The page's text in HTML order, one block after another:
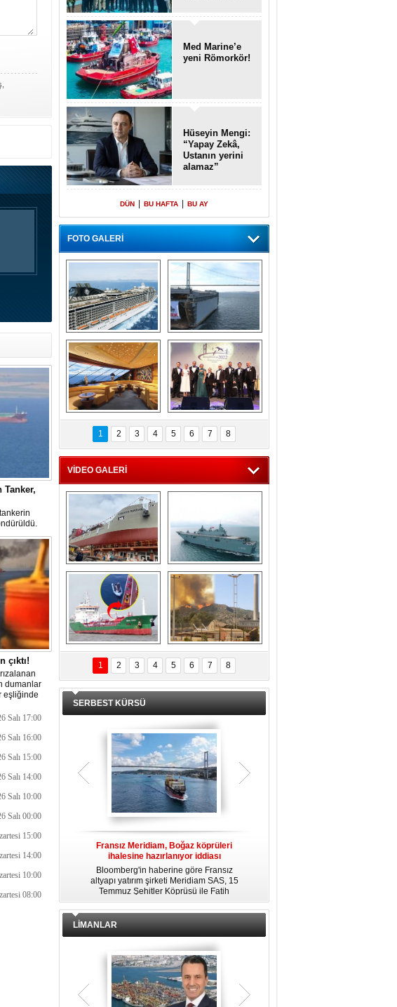
Tanker,
Demir
çıktı!
dumanlar
eşliğinde
Salı 17:00
Salı 16:00
Salı 15:00
Salı 14:00
Salı 10:00
Salı 00:00
15:00
14:00
10:00
08:00
Med Marine’e
yeni Römorkör!
Hüseyin Mengi:
“Yapay Zekâ,
Ustanın yerini
alamaz”
DÜN BU HAFTA BU AY
FOTO GALERİ
“Gemi içinde gemi”
konsepti ile MSC
Splendida
Dünyada tek!
Denizaltı yüzer
havuzu intikal
seyrine başladı
MSC'den 55 milyon
euroluk turizm geliri
müjdesi
5. Bosphorus Ship
Brokers Dinner,
İstanbul’da yapıldı
1 2 3 4 5 6 7 8
VİDEO GALERİ
Çeksan Tersanesi,
Başaran Bayrak
tankerini suya
indirdi
TCG Anadolu,
tersane teknik
seyrini tamamladı
Göçmenlerin
imdadına Türk
sahipli MINA DENIZ
yetişti
Milas’taki yangın
yeniden termik
santrallere doğru
ilerliyor
1 2 3 4 5 6 7 8
SERBEST KÜRSÜ
Fransız Meridiam, Boğaz köprüleri
ihalesine hazırlanıyor iddiası
Bloomberg'in haberine göre Fransız
altyapı yatırım şirketi Meridiam SAS, 15
Temmuz Şehitler Köprüsü ile Fatih
Sultan Mehmet Köprüsü'nün
özelleştirilmesine yönelik ihaleyle
zamanda kendi yat limanı, helikopter
pisti ve seçkin villaları da içeren koca
LİMANLAR